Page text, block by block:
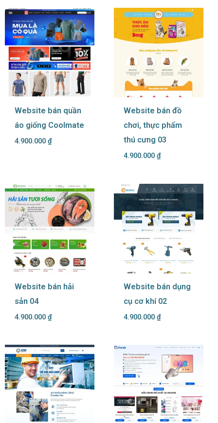
Website bán quần
áo giống Coolmate
4.900.000 ₫
Website bán đồ
chơi, thực phẩm
thú cưng 03
4.900.000 ₫
Website bán hải
sản 04
4.900.000 ₫
Website bán dụng
cụ cơ khí 02
4.900.000 ₫